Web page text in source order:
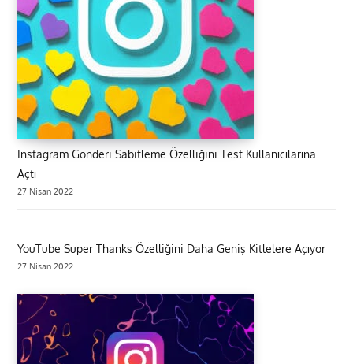
Instagram Gönderi Sabitleme Özelliğini Test Kullanıcılarına
Açtı
27 Nisan 2022
YouTube Super Thanks Özelliğini Daha Geniş Kitlelere Açıyor
27 Nisan 2022